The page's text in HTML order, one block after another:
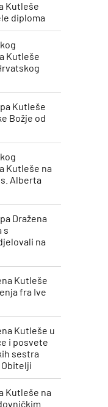
Kutleše
diploma
Kutleše
Kutleše
Božje od
Kutleše na
Alberta
Dražena
s
na
Kutleše
fra Ive
Kutleše u
i posvete
sestra
Kutleše na